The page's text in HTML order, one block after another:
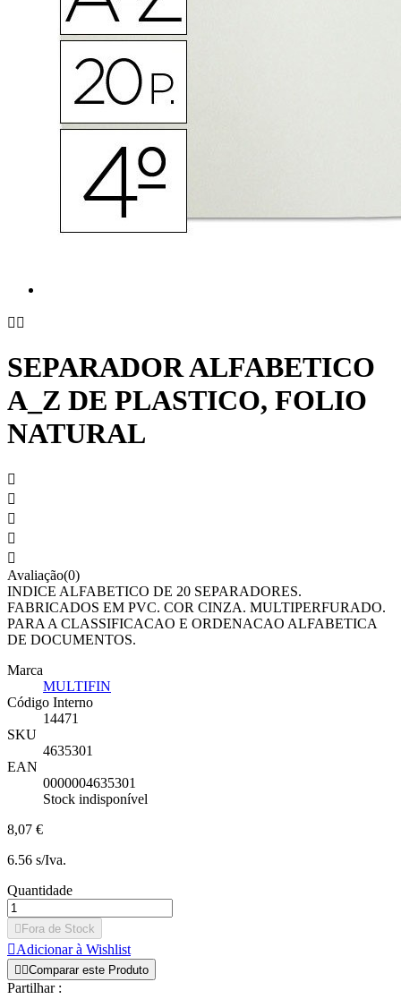
 
SEPARADOR ALFABETICO
A_Z DE PLASTICO, FOLIO
NATURAL





Avaliação(0)
INDICE ALFABETICO DE 20 SEPARADORES.
FABRICADOS EM PVC. COR CINZA. MULTIPERFURADO.
PARA A CLASSIFICACAO E ORDENACAO ALFABETICA
DE DOCUMENTOS.
Marca
MULTIFIN
Código Interno
14471
SKU
4635301
EAN
0000004635301
Stock indisponível
8,07 €
6.56 s/Iva.
Quantidade
 Fora de Stock
Adicionar à Wishlist
 Comparar este Produto
Partilhar :